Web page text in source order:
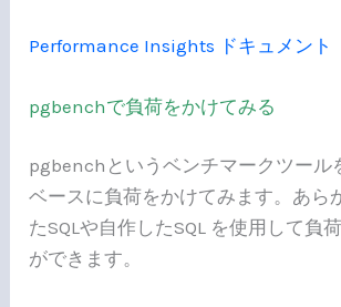
Performance Insights ドキュメント
pgbenchで負荷をかけてみる
pgbenchというベンチマークツール
ベースに負荷をかけてみます。あら
たSQLや自作したSQL を使用して負
ができます。